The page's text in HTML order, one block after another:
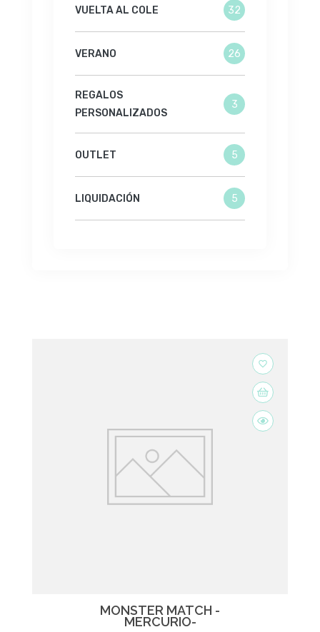
favorite_border
MONSTER MATCH -
MERCURIO-
VUELTA AL COLE 32
VERANO 26
REGALOS
PERSONALIZADOS
3
OUTLET 5
LIQUIDACIÓN 5